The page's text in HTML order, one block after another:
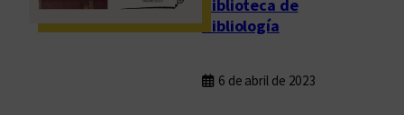
Biblioteca de
Bibliología
6 de abril de 2023